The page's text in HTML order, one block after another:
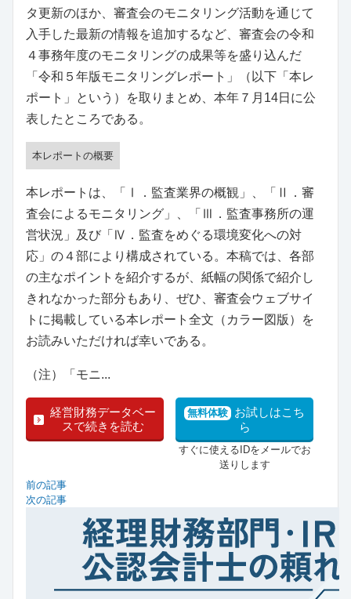
タ更新のほか、審査会のモニタリング活動を通じて
入手した最新の情報を追加するなど、審査会の令和
４事務年度のモニタリングの成果等を盛り込んだ
「令和５年版モニタリングレポート」（以下「本レ
ポート」という）を取りまとめ、本年７月14日に公
表したところである。
本レポートの概要
本レポートは、「Ⅰ．監査業界の概観」、「Ⅱ．審
査会によるモニタリング」、「Ⅲ．監査事務所の運
営状況」及び「Ⅳ．監査をめぐる環境変化への対
応」の４部により構成されている。本稿では、各部
の主なポイントを紹介するが、紙幅の関係で紹介し
きれなかった部分もあり、ぜひ、審査会ウェブサイ
トに掲載している本レポート全文（カラー図版）を
お読みいただければ幸いである。
（注）「モニ...
経営財務データベー
スで続きを読む
無料体験 お試しはこち
ら
すぐに使えるIDをメールでお
送りします
前の記事
次の記事